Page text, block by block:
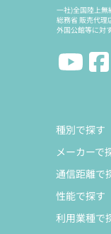
一社)全国陸上
総務省 販売代理
外国公館等に対
種別で探す
メーカーで
通信距離で
性能で探す
利用業種で